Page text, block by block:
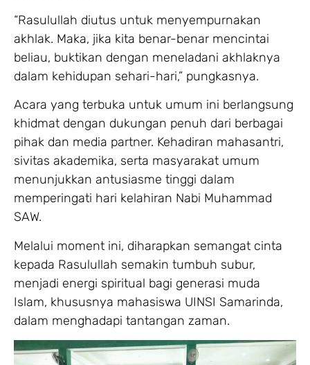
“Rasulullah diutus untuk menyempurnakan
akhlak. Maka, jika kita benar-benar mencintai
beliau, buktikan dengan meneladani akhlaknya
dalam kehidupan sehari-hari,” pungkasnya.
Acara yang terbuka untuk umum ini berlangsung
khidmat dengan dukungan penuh dari berbagai
pihak dan media partner. Kehadiran mahasantri,
sivitas akademika, serta masyarakat umum
menunjukkan antusiasme tinggi dalam
memperingati hari kelahiran Nabi Muhammad
SAW.
Melalui moment ini, diharapkan semangat cinta
kepada Rasulullah semakin tumbuh subur,
menjadi energi spiritual bagi generasi muda
Islam, khususnya mahasiswa UINSI Samarinda,
dalam menghadapi tantangan zaman.